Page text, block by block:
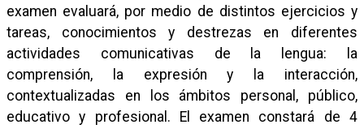
examen evaluará, por medio de distintos ejercicios y
tareas, conocimientos y destrezas en diferentes
actividades comunicativas de la lengua: la
comprensión, la expresión y la interacción,
contextualizadas en los ámbitos personal, público,
educativo y profesional. El examen constará de 4